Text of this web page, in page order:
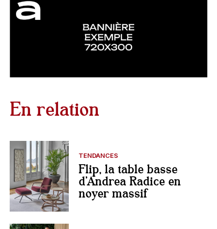
En relation
TENDANCES
Flip, la table basse
d’Andrea Radice en
noyer massif